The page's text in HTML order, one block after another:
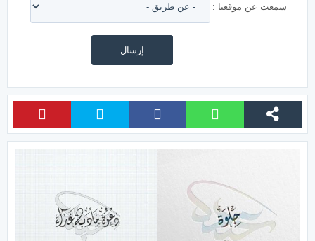
سمعت عن موقعنا :